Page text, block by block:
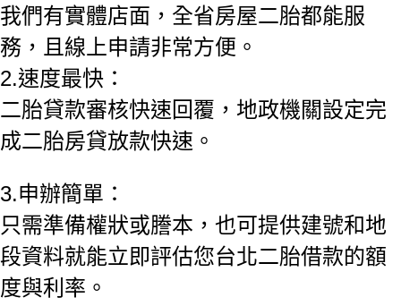
我們有實體店面，全省房屋二胎都能服
務，且線上申請非常方便 。
2.速度最快 ：
二胎貸款審核快速回覆 ，地政機關設定完
成二胎房貸放款快速 。
3.申辦簡單 ：
只需準備權狀或謄本，也可提供建號和地
段資料就能立即評估您台北二胎借款的額
度與利率。